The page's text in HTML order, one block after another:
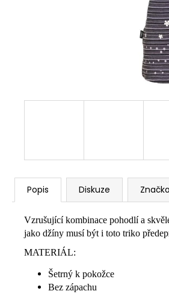
Popis Diskuze Značka
Vzrušující kombinace pohodlí a
jako džíny musí být i toto triko
MATERIÁL:
Šetrný k pokožce
Bez zápachu